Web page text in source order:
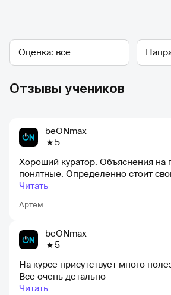
Оценка
Отзывы учеников
beONmax
5
Артем
Хороший куратор. Объяснения на
понятные. Определенно стоит
Читать
beONmax
5
На курсе присутствует много
Все очень детально
Читать